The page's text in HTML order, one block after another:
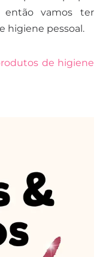
então vamos ter
higiene pessoal.
de higiene